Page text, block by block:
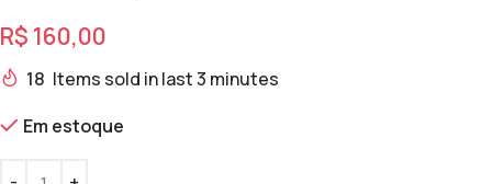
R$ 160,00
18 Items sold in last 3 minutes
Em estoque